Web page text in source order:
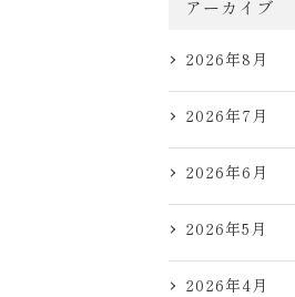
アーカイブ
2026年8月
2026年7月
2026年6月
2026年5月
2026年4月